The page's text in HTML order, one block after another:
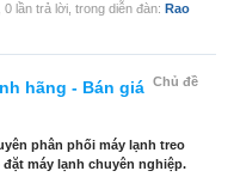
, 0 lần trả lời, trong diễn đàn: Rao
Chủ đề
hãng - Bán giá
phân phối máy lạnh treo
máy lạnh chuyên nghiệp.